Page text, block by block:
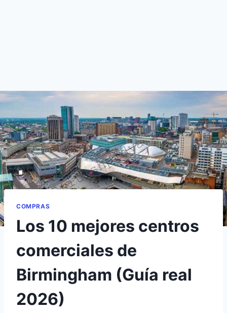
COMPRAS
Los 10 mejores centros
comerciales de
Birmingham (Guía real
2026)